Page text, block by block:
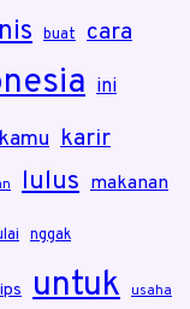
buat cara
ini
kamu karir
lulus makanan
nggak
untuk usaha